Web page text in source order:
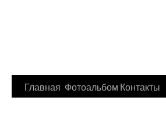
Перейти
Главная Фотоальбом Контакты